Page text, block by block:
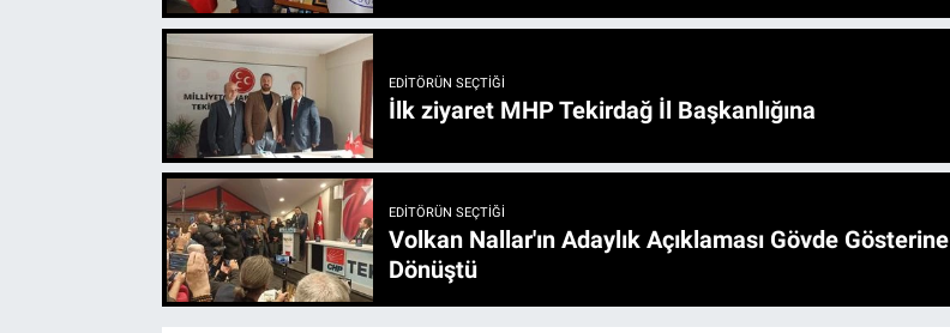
EDITÖRÜN SEÇTIĞI
İlk ziyaret MHP Tekirdağ İl Başkanlığına
EDITÖRÜN SEÇTIĞI
Volkan Nallar'ın Adaylık Açıklaması Gövde Gösterine
Dönüştü